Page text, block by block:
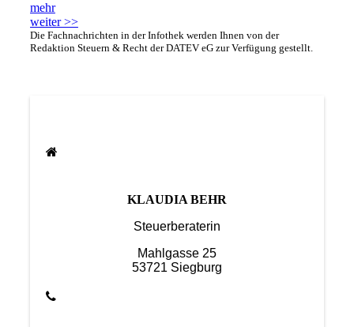
mehr
weiter >>
Die Fachnachrichten in der Infothek werden Ihnen von der
Redaktion Steuern & Recht der DATEV eG zur Verfügung gestellt.
KLAUDIA BEHR
Steuerberaterin
Mahlgasse 25
53721 Siegburg